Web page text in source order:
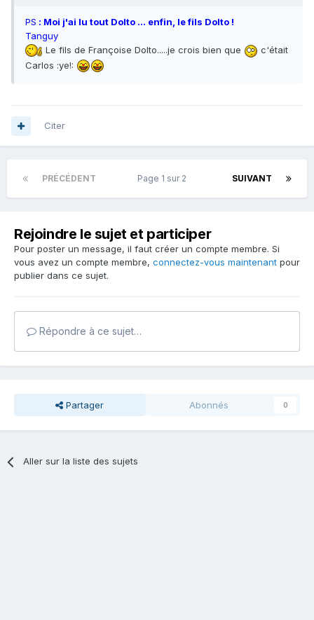
PS : Moi j'ai lu tout Dolto ... enfin, le fils Dolto !
Tanguy
Le fils de Françoise Dolto.....je crois bien que
c'était
Carlos :ye!:
Citer
PRÉCÉDENT SUIVANT
Page 1 sur 2
Rejoindre le sujet et participer
Pour poster un message, il faut créer un compte membre. Si
vous avez un compte membre, connectez-vous maintenant pour
publier dans ce sujet.
Répondre à ce sujet…
Partager Abonnés 0
Aller sur la liste des sujets